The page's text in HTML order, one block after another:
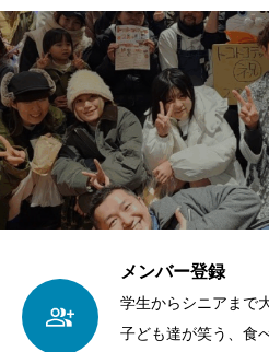
メンバー登録
学生からシニアまで
子ども達が笑う、食